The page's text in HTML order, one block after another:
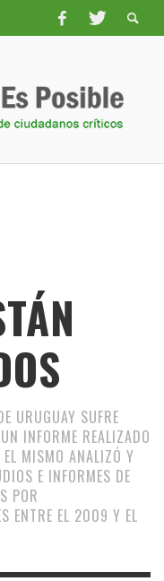
URUGUAY SUFRE
INFORME REALIZADO
MISMO ANALIZÓ Y
E INFORMES DE
POR
ENTRE EL 2009 Y EL